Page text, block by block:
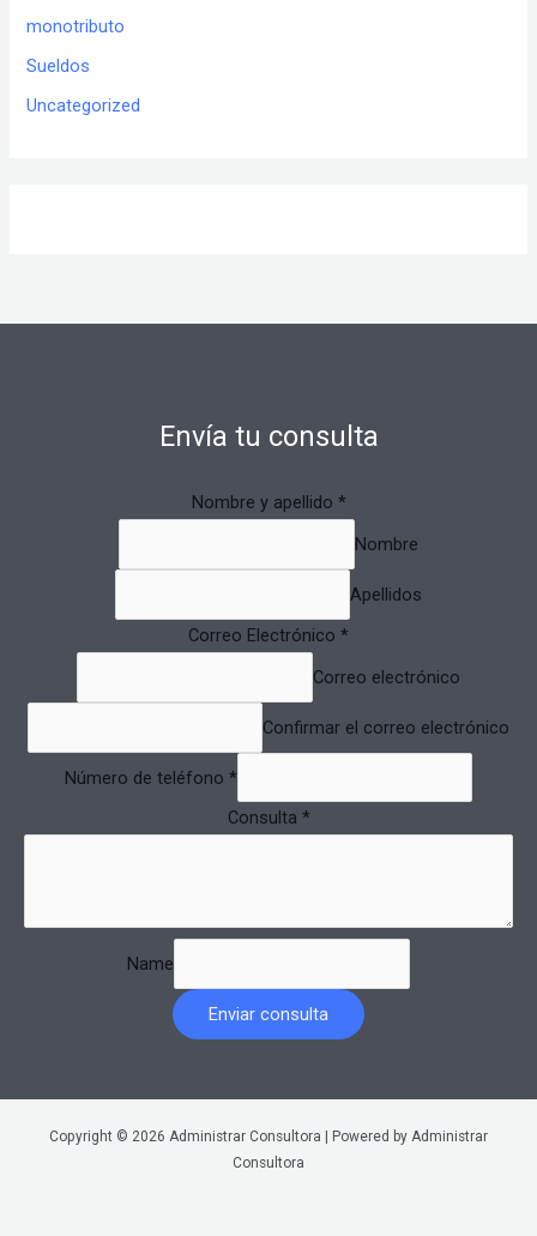
monotributo
Sueldos
Uncategorized
Envía tu consulta
Nombre y apellido *
Nombre
Apellidos
Correo Electrónico *
Correo electrónico
Confirmar el correo electrónico
Número de teléfono *
Consulta *
Name
Enviar consulta
Copyright © 2026 Administrar Consultora | Powered by Administrar
Consultora